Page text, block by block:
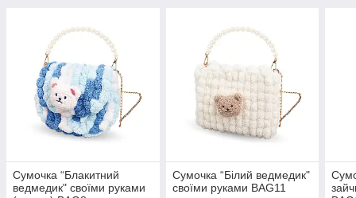
Сумочка “Блакитний
ведмедик" своїми руками
Сумочка “Білий ведмедик"
своїми руками BAG11